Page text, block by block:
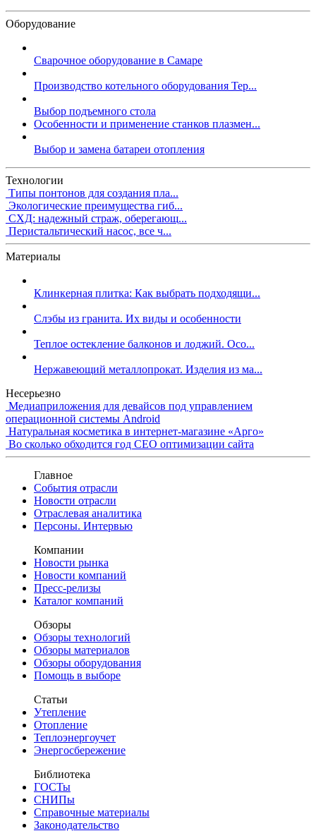
Оборудование
Сварочное оборудование в Самаре
Производство котельного оборудования Тер...
Выбор подъемного стола
Особенности и применение станков плазмен...
Выбор и замена батареи отопления
Технологии
Типы понтонов для создания пла...
Экологические преимущества гиб...
СХД: надежный страж, оберегающ...
Перистальтический насос, все ч...
Материалы
Клинкерная плитка: Как выбрать подходящи...
Слэбы из гранита. Их виды и особенности
Теплое остекление балконов и лоджий. Осо...
Нержавеющий металлопрокат. Изделия из ма...
Несерьезно
Медиаприложения для девайсов под управлением
операционной системы Android
Натуральная косметика в интернет-магазине «Арго»
Во сколько обходится год СЕО оптимизации сайта
Главное
События отрасли
Новости отрасли
Отраслевая аналитика
Персоны. Интервью
Компании
Новости рынка
Новости компаний
Пресс-релизы
Каталог компаний
Обзоры
Обзоры технологий
Обзоры материалов
Обзоры оборудования
Помощь в выборе
Статьи
Утепление
Отопление
Теплоэнергоучет
Энергосбережение
Библиотека
ГОСТы
СНИПы
Справочные материалы
Законодательство